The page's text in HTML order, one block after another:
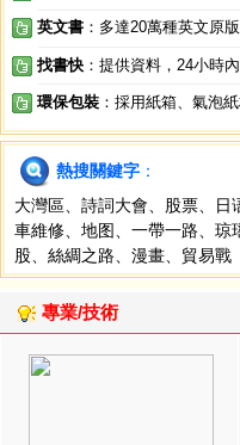
英文書 ：多達20萬種英文原
找書快 ：提供資料，24小時
環保包裝 ：採用紙箱、氣泡
熱搜關鍵字 ：
大灣區
詩詞大會 股票 日
車維修
地图 一帶一路 琼
股
絲綢之路 漫畫 貿易戰
專業/技術